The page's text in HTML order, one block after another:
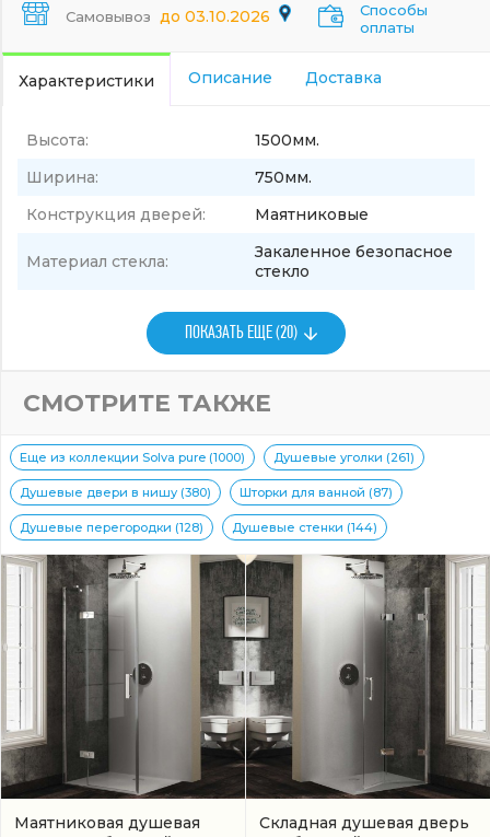
Самовывоз до 03.10.2026
Способы
оплаты
Характеристики Описание Доставка
Высота:
1500мм.
Ширина:
750мм.
Конструкция дверей:
Маятниковые
Материал стекла:
Закаленное безопасное
стекло
ПОКАЗАТЬ ЕЩЕ (20)
СМОТРИТЕ ТАКЖЕ
Еще из коллекции Solva pure (1000) Душевые уголки (261)
Душевые двери в нишу (380) Шторки для ванной (87)
Душевые перегородки (128) Душевые стенки (144)
Маятниковая душевая
Складная душевая дверь